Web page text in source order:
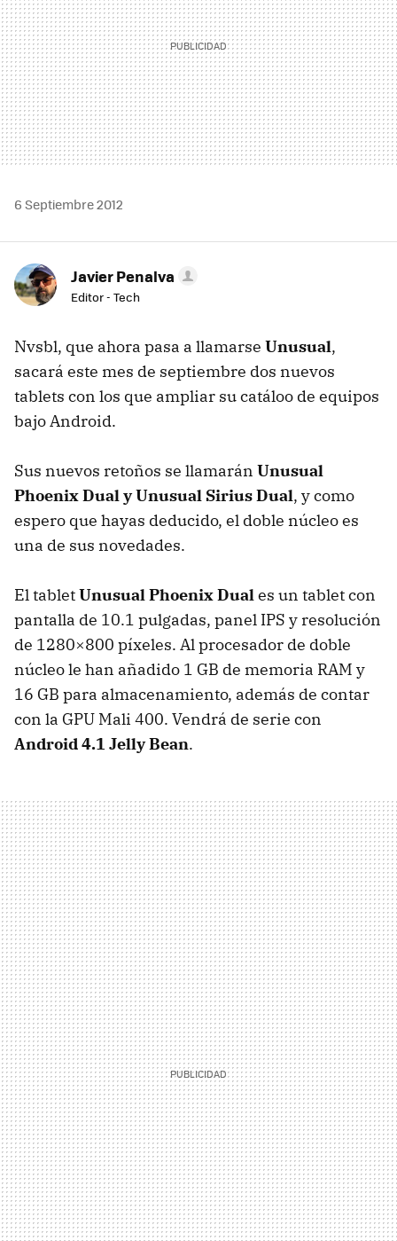
6 Septiembre 2012
Javier Penalva
Editor - Tech
Nvsbl, que ahora pasa a llamarse Unusual,
sacará este mes de septiembre dos nuevos
tablets con los que ampliar su catáloo de equipos
bajo Android.
Sus nuevos retoños se llamarán Unusual
Phoenix Dual y Unusual Sirius Dual, y como
espero que hayas deducido, el doble núcleo es
una de sus novedades.
El tabletUnusual Phoenix Duales un tablet con
pantalla de 10.1 pulgadas, panel IPS y resolución
de 1280×800 píxeles. Al procesador de doble
núcleo le han añadido 1 GB de memoria RAM y
16 GB para almacenamiento, además de contar
con la GPU Mali 400. Vendrá de serie con
Android 4.1 Jelly Bean.